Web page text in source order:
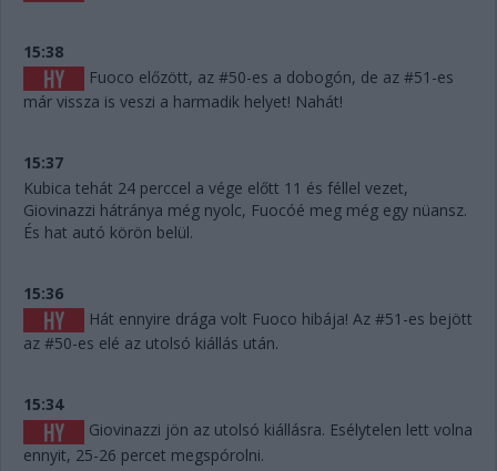
15:38
Fuoco előzött, az #50-es a dobogón, de az #51-es
már vissza is veszi a harmadik helyet! Nahát!
15:37
Kubica tehát 24 perccel a vége előtt 11 és féllel vezet,
Giovinazzi hátránya még nyolc, Fuocóé meg még egy nüansz.
És hat autó körön belül.
15:36
Hát ennyire drága volt Fuoco hibája! Az #51-es bejött
az #50-es elé az utolsó kiállás után.
15:34
Giovinazzi jön az utolsó kiállásra. Esélytelen lett volna
ennyit, 25-26 percet megspórolni.